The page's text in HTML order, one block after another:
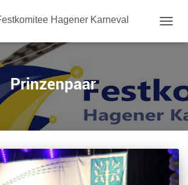
Hagener Karneval
Prinzenpaar